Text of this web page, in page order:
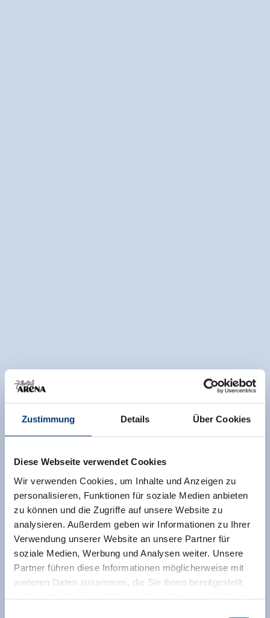
Zustimmung Details Über Cookies
Diese Webseite verwendet Cookies
Wir verwenden Cookies, um Inhalte und Anzeigen zu
personalisieren, Funktionen für soziale Medien anbieten
zu können und die Zugriffe auf unsere Website zu
analysieren. Außerdem geben wir Informationen zu Ihrer
Verwendung unserer Website an unsere Partner für
soziale Medien, Werbung und Analysen weiter. Unsere
Partner führen diese Informationen möglicherweise mit
weiteren Daten zusammen, die Sie ihnen bereitgestellt
haben oder die sie im Rahmen Ihrer Nutzung der Dienste